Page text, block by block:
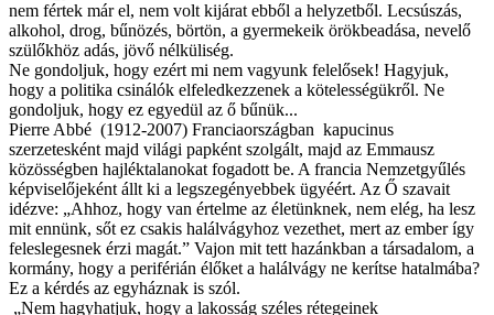
nem fértek már el, nem volt kijárat ebből a helyzetből. Lecsúszás,
alkohol, drog, bűnözés, börtön, a gyermekeik örökbeadása, nevelő
szülőkhöz adás, jövő nélküliség.
Ne gondoljuk, hogy ezért mi nem vagyunk felelősek! Hagyjuk,
hogy a politika csinálók elfeledkezzenek a kötelességükről. Ne
gondoljuk, hogy ez egyedül az ő bűnük...
Pierre Abbé (1912-2007) Franciaországban kapucinus
szerzetesként majd világi papként szolgált, majd az Emmausz
közösségben hajléktalanokat fogadott be. A francia Nemzetgyűlés
képviselőjeként állt ki a legszegényebbek ügyéért. Az Ő szavait
idézve: „Ahhoz, hogy van értelme az életünknek, nem elég, ha lesz
mit ennünk, sőt ez csakis halálvágyhoz vezethet, mert az ember így
feleslegesnek érzi magát.” Vajon mit tett hazánkban a társadalom, a
kormány, hogy a periférián élőket a halálvágy ne kerítse hatalmába?
Ez a kérdés az egyháznak is szól.
„Nem hagyhatjuk, hogy a lakosság széles rétegeinek